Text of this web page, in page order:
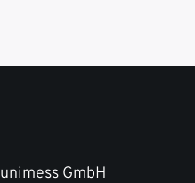
unimess GmbH